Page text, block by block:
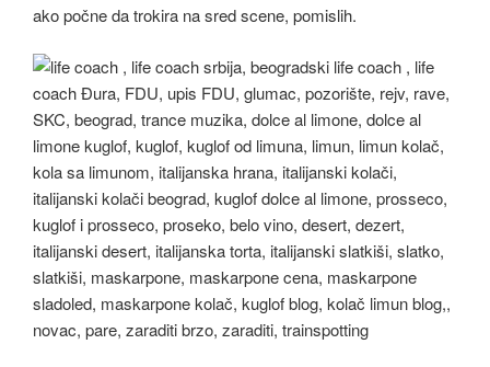
ako počne da trokira na sred scene, pomislih.